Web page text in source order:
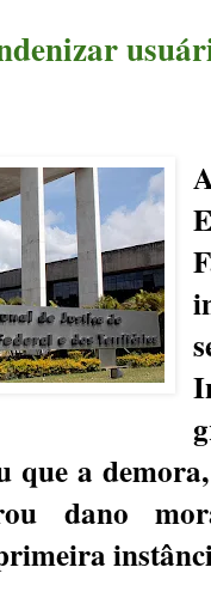
que a
dano